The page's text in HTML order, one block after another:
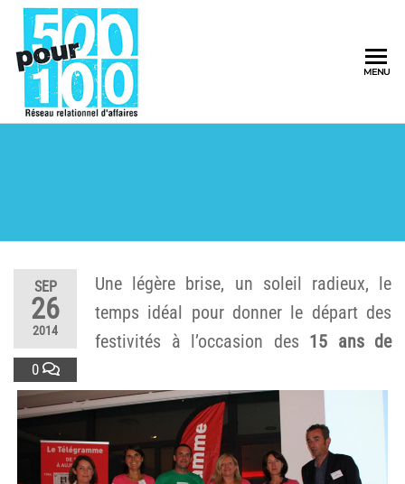
MENU
SEP
26
2014
0
Une légère brise, un soleil radieux, le
temps idéal pour donner le départ des
festivités à l’occasion des 15 ans de